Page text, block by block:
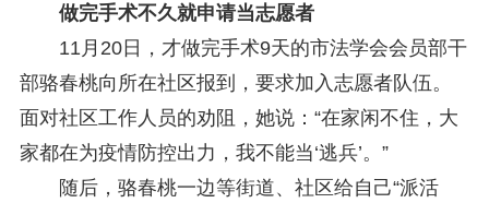
做完手术不久就申请当志愿者
11月20日，才做完手术9天的市法学会会员部干
部骆春桃向所在社区报到，要求加入志愿者队伍。
面对社区工作人员的劝阻，她说：“在家闲不住，大
家都在为疫情防控出力，我不能当‘逃兵’。”
随后，骆春桃一边等街道、社区给自己“派活